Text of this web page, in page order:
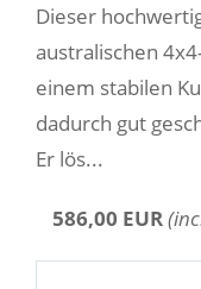
Dieser
australischen
einem stabilen
dadurch gut
Er lös...
586,00 EUR